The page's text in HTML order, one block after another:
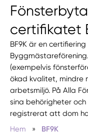
certifikatet
BF9K är en
(exempelvis
ökad kvalitet, mindre
arbetsmiljö. På Alla
sina behörigheter
registrerat att dom
Hem
» BF9K